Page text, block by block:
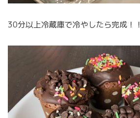
30分以上冷蔵庫で冷やしたら完成！！